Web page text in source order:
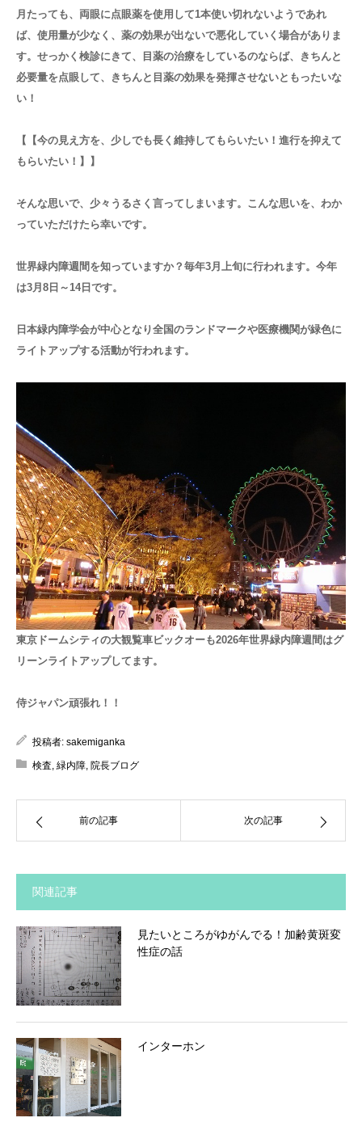
月たっても、両眼に点眼薬を使用して1本使い切れないようであれ
ば、使用量が少なく、薬の効果が出ないで悪化していく場合がありま
す。せっかく検診にきて、目薬の治療をしているのならば、きちんと
必要量を点眼して、きちんと目薬の効果を発揮させないともったいな
い！
【【今の見え方を、少しでも長く維持してもらいたい！進行を抑えて
もらいたい！】】
そんな思いで、少々うるさく言ってしまいます。こんな思いを、わか
っていただけたら幸いです。
世界緑内障週間を知っていますか？毎年3月上旬に行われます。今年
は3月8日～14日です。
日本緑内障学会が中心となり全国のランドマークや医療機関が緑色に
ライトアップする活動が行われます。
東京ドームシティの大観覧車ビックオーも2026年世界緑内障週間はグ
リーンライトアップしてます。
侍ジャパン頑張れ！！
投稿者: sakemiganka
検査, 緑内障, 院長ブログ
前の記事 次の記事
関連記事
見たいところがゆがんでる！加齢黄斑変
性症の話
インターホン